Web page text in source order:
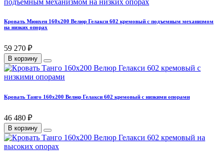
Кровать Мюнхен 160х200 Велюр Гелакси 602 кремовый с подъемным механизмом
на низких опорах
59 270 ₽
В корзину
Кровать Танго 160х200 Велюр Гелакси 602 кремовый с низкими опорами
46 480 ₽
В корзину